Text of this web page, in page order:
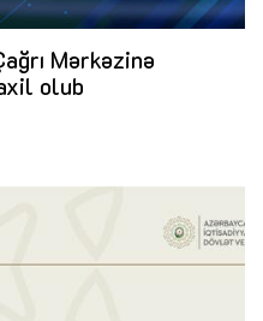
Mərkəzinə
olub